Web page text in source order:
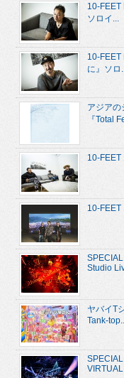
10-FEET
ソロイ...
10-FEET
に』ソロ
アジアの
『Total
10-FEET
10-
Studio
ヤバイT
Tank-